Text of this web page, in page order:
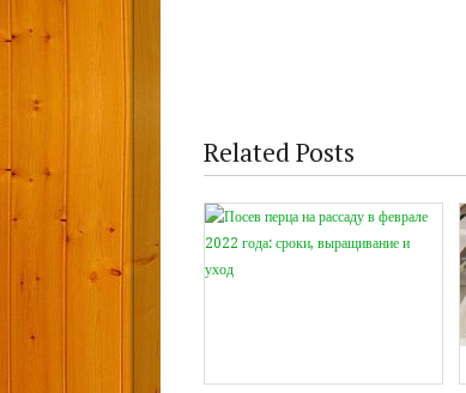
Related Posts